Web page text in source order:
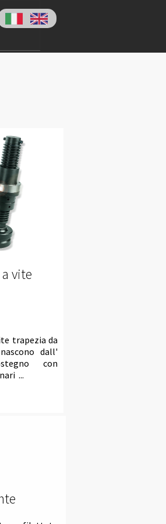
a vite
trapezia da
dall'
con
...